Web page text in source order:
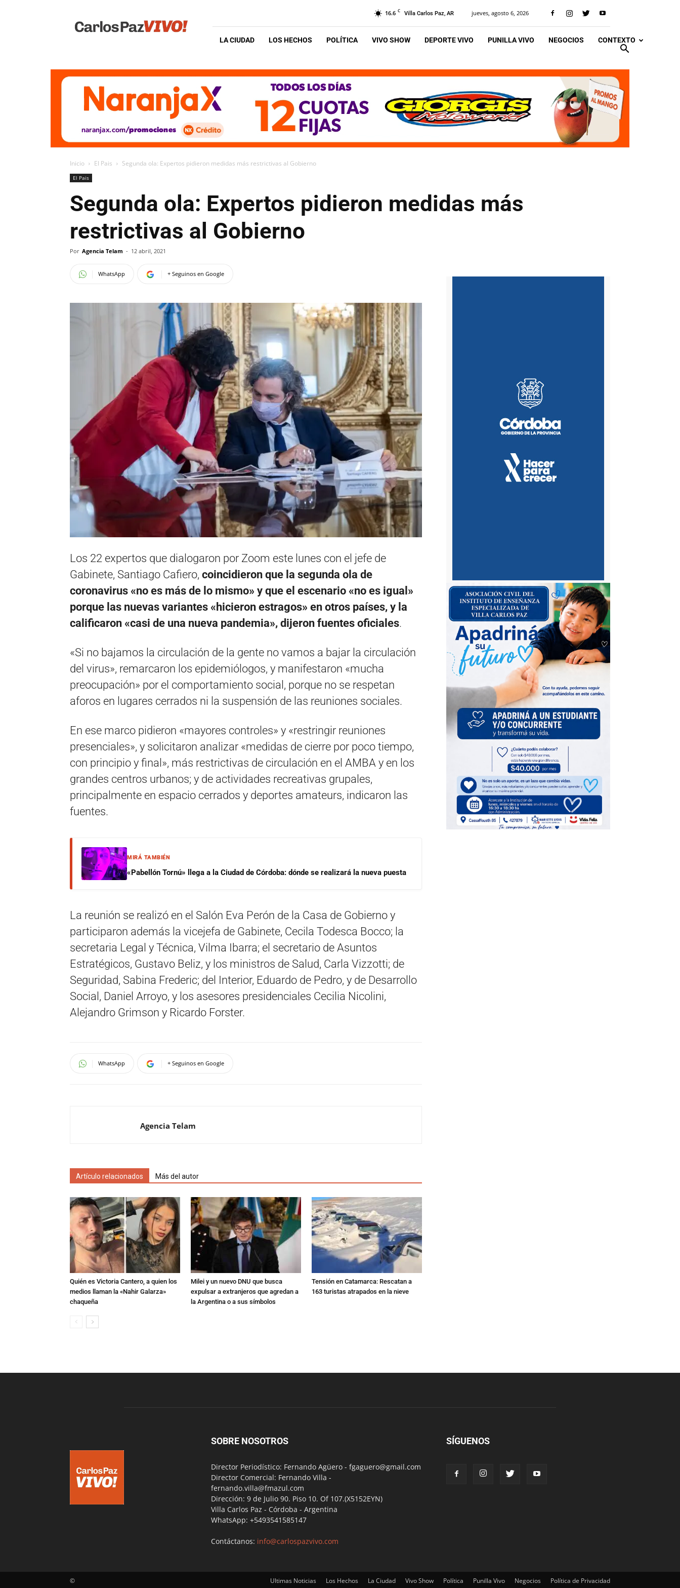
Vivo
16.6 C Villa Carlos Paz, AR jueves, agosto 6, 2026
LA CIUDAD LOS HECHOS POLÍTICA VIVO SHOW DEPORTE VIVO PUNILLA VIVO NEGOCIOS CONTEXTO
Inicio El Pais Segunda ola: Expertos pidieron medidas más restrictivas al Gobierno
El Pais
Segunda ola: Expertos pidieron medidas más
restrictivas al Gobierno
Por Agencia Telam - 12 abril, 2021
WhatsApp + Seguinos en Google
Los 22 expertos que dialogaron por Zoom este lunes con el jefe de
Gabinete, Santiago Cafiero, coincidieron que la segunda ola de
coronavirus «no es más de lo mismo» y que el escenario «no es igual»
porque las nuevas variantes «hicieron estragos» en otros países, y la
calificaron «casi de una nueva pandemia», dijeron fuentes oficiales.
«Si no bajamos la circulación de la gente no vamos a bajar la circulación
del virus», remarcaron los epidemiólogos, y manifestaron «mucha
preocupación» por el comportamiento social, porque no se respetan
aforos en lugares cerrados ni la suspensión de las reuniones sociales.
En ese marco pidieron «mayores controles» y «restringir reuniones
presenciales», y solicitaron analizar «medidas de cierre por poco tiempo,
con principio y final», más restrictivas de circulación en el AMBA y en los
grandes centros urbanos; y de actividades recreativas grupales,
principalmente en espacio cerrados y deportes amateurs, indicaron las
fuentes.
MIRÁ TAMBIÉN
«Pabellón Tornú» llega a la Ciudad de Córdoba: dónde se realizará la nueva puesta
La reunión se realizó en el Salón Eva Perón de la Casa de Gobierno y
participaron además la vicejefa de Gabinete, Cecila Todesca Bocco; la
secretaria Legal y Técnica, Vilma Ibarra; el secretario de Asuntos
Estratégicos, Gustavo Beliz, y los ministros de Salud, Carla Vizzotti; de
Seguridad, Sabina Frederic; del Interior, Eduardo de Pedro, y de Desarrollo
Social, Daniel Arroyo, y los asesores presidenciales Cecilia Nicolini,
Alejandro Grimson y Ricardo Forster.
WhatsApp + Seguinos en Google
Agencia Telam
Artículo relacionados Más del autor
Quién es Victoria Cantero, a quien los
medios llaman la «Nahir Galarza»
chaqueña
Milei y un nuevo DNU que busca
expulsar a extranjeros que agredan a
la Argentina o a sus símbolos
Tensión en Catamarca: Rescatan a
163 turistas atrapados en la nieve
SOBRE NOSOTROS
Director Periodístico: Fernando Agüero - fgaguero@gmail.com
Director Comercial: Fernando Villa -
fernando.villa@fmazul.com
Dirección: 9 de Julio 90. Piso 10. Of 107.(X5152EYN)
Villa Carlos Paz - Córdoba - Argentina
WhatsApp: +5493541585147
Contáctanos: info@carlospazvivo.com
SÍGUENOS
Ultimas Noticias Los Hechos La Ciudad Vivo Show Política Punilla Vivo Negocios Política de Privacidad
©